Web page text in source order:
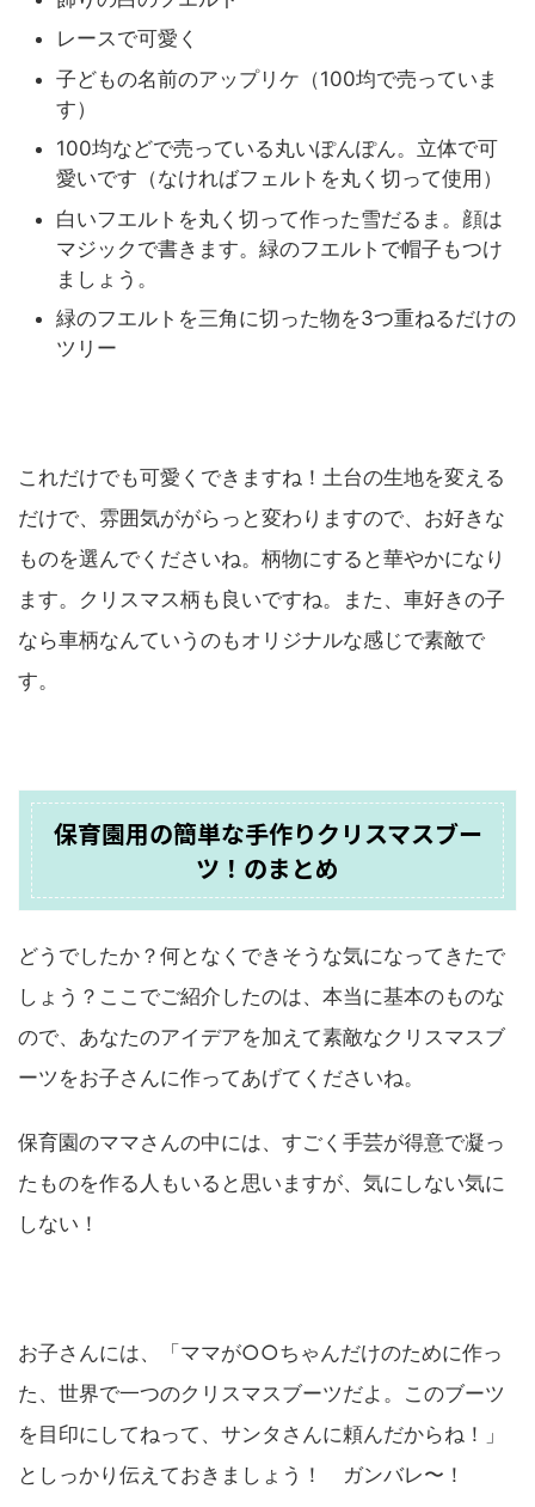
レースで可愛く
子どもの名前のアップリケ（100均で売っていま
す）
100均などで売っている丸いぽんぽん。立体で可
愛いです（なければフェルトを丸く切って使用）
白いフエルトを丸く切って作った雪だるま。顔は
マジックで書きます。緑のフエルトで帽子もつけ
ましょう。
緑のフエルトを三角に切った物を3つ重ねるだけの
ツリー
これだけでも可愛くできますね！土台の生地を変える
だけで、雰囲気ががらっと変わりますので、お好きな
ものを選んでくださいね。柄物にすると華やかになり
ます。クリスマス柄も良いですね。また、車好きの子
なら車柄なんていうのもオリジナルな感じで素敵で
す。
保育園用の簡単な手作りクリスマスブー
ツ！のまとめ
どうでしたか？何となくできそうな気になってきたで
しょう？ここでご紹介したのは、本当に基本のものな
ので、あなたのアイデアを加えて素敵なクリスマスブ
ーツをお子さんに作ってあげてくださいね。
保育園のママさんの中には、すごく手芸が得意で凝っ
たものを作る人もいると思いますが、気にしない気に
しない！
お子さんには、「ママが○○ちゃんだけのために作っ
た、世界で一つのクリスマスブーツだよ。このブーツ
を目印にしてねって、サンタさんに頼んだからね！」
としっかり伝えておきましょう！ ガンバレ〜！